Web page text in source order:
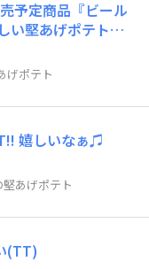
予定商品『ビール
い堅あげポテト応
あげポテトの新商
堅あげポテト研究
てきました。応援部
援される商品を発
緒に堅あげポテト
て、その
定の商品の新味ア
ールに合う味」
なるような、し
げポテト
嬉しいなぁ♫
あげポテト
(⁠T⁠T⁠)